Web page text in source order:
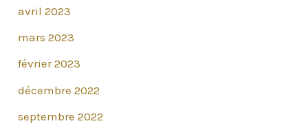
i
c
avril 2023
mars 2023
février 2023
décembre 2022
septembre 2022